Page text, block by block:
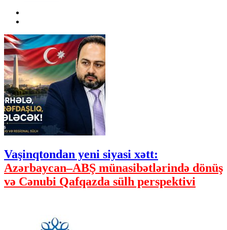
Vaşinqtondan yeni siyasi xətt:
Azərbaycan–ABŞ münasibətlərində dönüş
və Cənubi Qafqazda sülh perspektivi